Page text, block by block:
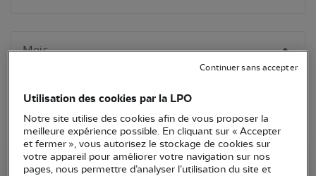
Utilisation des cookies par la LPO
Notre site utilise des cookies afin de vous proposer la
meilleure expérience possible. En cliquant sur « Accepter
et fermer », vous autorisez le stockage de cookies sur
votre appareil pour améliorer votre navigation sur nos
pages, nous permettre d’analyser l’utilisation du site et
Continuer sans accepter